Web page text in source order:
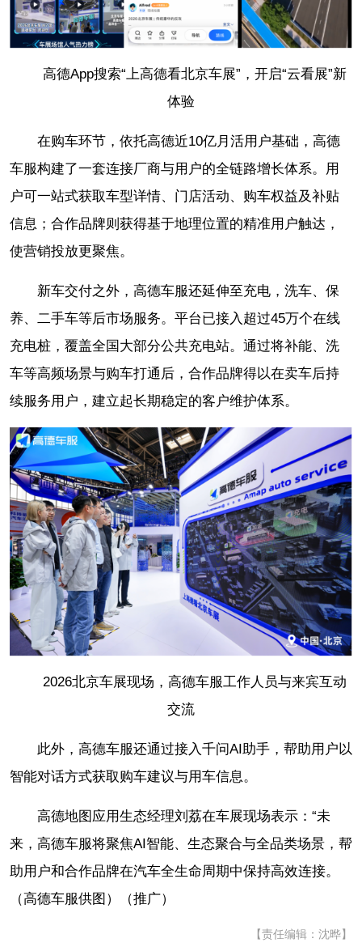
高德App搜索“上高德看北京车展”，开启“云看展”新
体验
在购车环节，依托高德近10亿月活用户基础，高德
车服构建了一套连接厂商与用户的全链路增长体系。用
户可一站式获取车型详情、门店活动、购车权益及补贴
信息；合作品牌则获得基于地理位置的精准用户触达，
使营销投放更聚焦。
新车交付之外，高德车服还延伸至充电，洗车、保
养、二手车等后市场服务。平台已接入超过45万个在线
充电桩，覆盖全国大部分公共充电站。通过将补能、洗
车等高频场景与购车打通后，合作品牌得以在卖车后持
续服务用户，建立起长期稳定的客户维护体系。
2026北京车展现场，高德车服工作人员与来宾互动
交流
此外，高德车服还通过接入千问AI助手，帮助用户以
智能对话方式获取购车建议与用车信息。
高德地图应用生态经理刘荔在车展现场表示：“未
来，高德车服将聚焦AI智能、生态聚合与全品类场景，帮
助用户和合作品牌在汽车全生命周期中保持高效连接。
（高德车服供图）（推广）
【责任编辑：沈晔】